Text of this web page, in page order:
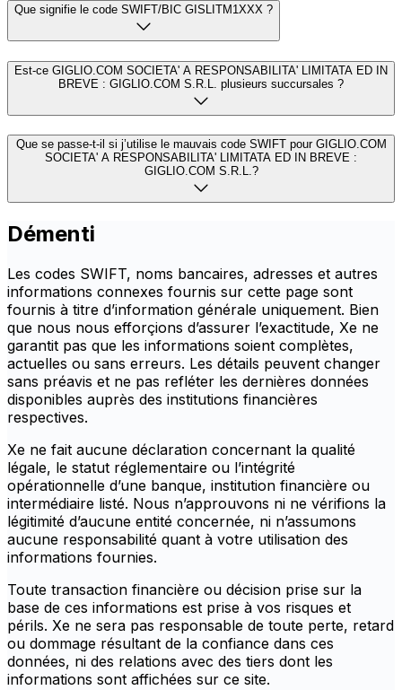
Que signifie le code SWIFT/BIC GISLITM1XXX ?
Est-ce GIGLIO.COM SOCIETA' A RESPONSABILITA' LIMITATA ED IN
BREVE : GIGLIO.COM S.R.L. plusieurs succursales ?
Que se passe-t-il si j’utilise le mauvais code SWIFT pour GIGLIO.COM
SOCIETA' A RESPONSABILITA' LIMITATA ED IN BREVE :
GIGLIO.COM S.R.L.?
Démenti
Les codes SWIFT, noms bancaires, adresses et autres
informations connexes fournis sur cette page sont
fournis à titre d’information générale uniquement. Bien
que nous nous efforçions d’assurer l’exactitude, Xe ne
garantit pas que les informations soient complètes,
actuelles ou sans erreurs. Les détails peuvent changer
sans préavis et ne pas refléter les dernières données
disponibles auprès des institutions financières
respectives.
Xe ne fait aucune déclaration concernant la qualité
légale, le statut réglementaire ou l’intégrité
opérationnelle d’une banque, institution financière ou
intermédiaire listé. Nous n’approuvons ni ne vérifions la
légitimité d’aucune entité concernée, ni n’assumons
aucune responsabilité quant à votre utilisation des
informations fournies.
Toute transaction financière ou décision prise sur la
base de ces informations est prise à vos risques et
périls. Xe ne sera pas responsable de toute perte, retard
ou dommage résultant de la confiance dans ces
données, ni des relations avec des tiers dont les
informations sont affichées sur ce site.